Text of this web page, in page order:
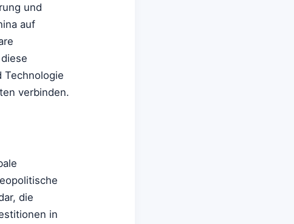
und
auf
Technologie
verbinden.
die
in